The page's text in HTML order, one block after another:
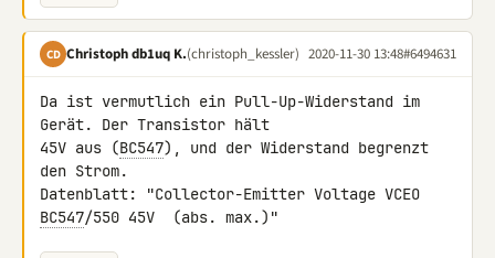
CD Christoph db1uq K.(christoph_kessler) 2020-11-30 13:48#6494631
Da ist vermutlich ein Pull-Up-Widerstand im
Gerät. Der Transistor hält
45V aus (BC547), und der Widerstand begrenzt
den Strom.
BC547/550 45V  (abs. max.)"